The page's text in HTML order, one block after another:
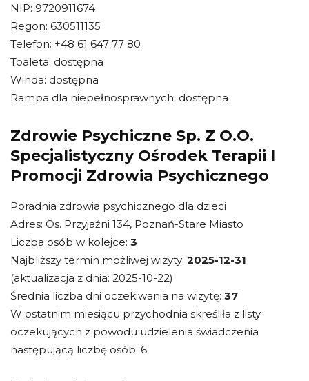
NIP: 9720911674
Regon: 630511135
Telefon: +48 61 647 77 80
Toaleta: dostępna
Winda: dostępna
Rampa dla niepełnosprawnych: dostępna
Zdrowie Psychiczne Sp. Z O.O.
Specjalistyczny Ośrodek Terapii I
Promocji Zdrowia Psychicznego
Poradnia zdrowia psychicznego dla dzieci
Adres: Os. Przyjaźni 134, Poznań-Stare Miasto
Liczba osób w kolejce: 3
Najbliższy termin możliwej wizyty: 2025-12-31
(aktualizacja z dnia: 2025-10-22)
Średnia liczba dni oczekiwania na wizytę: 37
W ostatnim miesiącu przychodnia skreśliła z listy
oczekujących z powodu udzielenia świadczenia
następującą liczbę osób: 6